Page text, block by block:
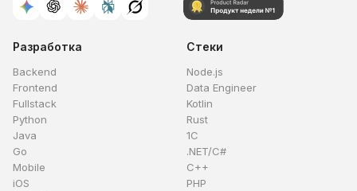
Разработка
Backend
Frontend
Fullstack
Python
Java
Go
Mobile
iOS
Стеки
Node.js
Data Engineer
Kotlin
Rust
1C
.NET/C#
C++
PHP